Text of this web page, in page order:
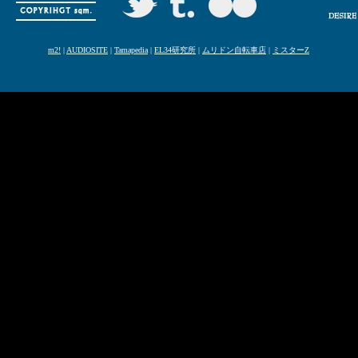
m2! | AUDIOSITE | Tamapedia | EL34研究所 | ムリドン自転車店 | ミスターZ